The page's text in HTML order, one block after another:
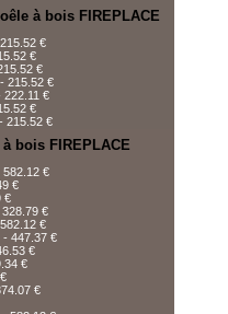
à bois FIREPLACE
€
€
€
- 215.52 €
222.11 €
€
- 215.52 €
bois FIREPLACE
582.12 €
€
€
328.79 €
€
- 447.37 €
€
€
€